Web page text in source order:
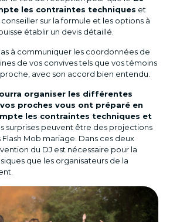
les contraintes techniques et
conseiller sur la formule et les options à
établir un devis détaillé.
à communiquer les coordonnées de
de vos convives tels que vos témoins
avec son accord bien entendu.
organiser les différentes
proches vous ont préparé en
les contraintes techniques et
surprises peuvent être des projections
Mob mariage. Dans ces deux
du DJ est nécessaire pour la
que les organisateurs de la